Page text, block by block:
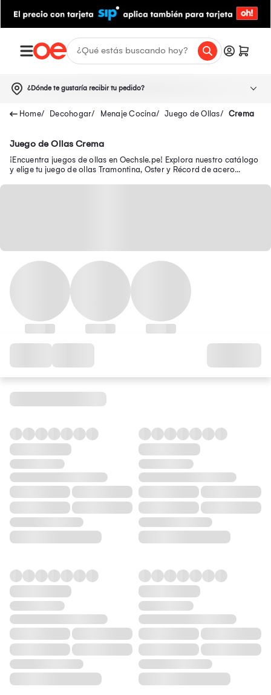
¿Dónde te gustaría recibir tu pedido?
Decohogar Menaje Cocina Juego de Ollas Crema
Juego de Ollas Crema
¡Encuentra juegos de ollas en Oechsle.pe! Explora nuestro catálogo
y elige tu juego de ollas Tramontina, Oster y Récord de acero